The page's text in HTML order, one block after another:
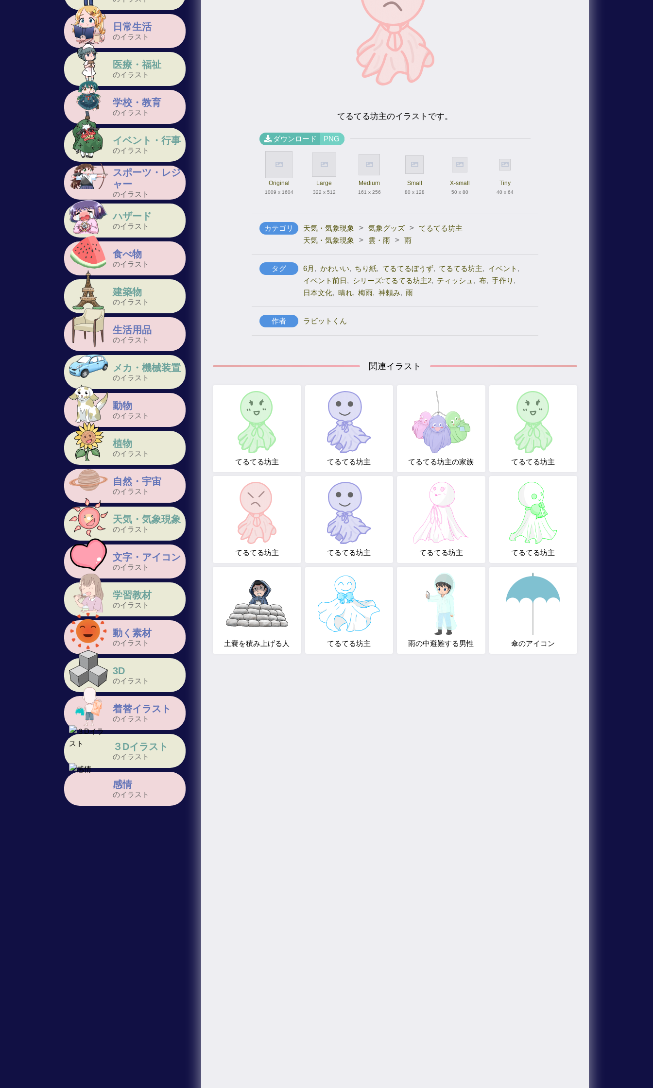
日常生活
のイラスト
医療・福祉
のイラスト
学校・教育
のイラスト
イベント・行事
のイラスト
スポーツ・レジ
ャー
のイラスト
ハザード
のイラスト
食べ物
のイラスト
建築物
のイラスト
生活用品
のイラスト
メカ・機械装置
のイラスト
動物
のイラスト
植物
のイラスト
自然・宇宙
のイラスト
天気・気象現象
のイラスト
文字・アイコン
のイラスト
学習教材
のイラスト
動く素材
のイラスト
3D
のイラスト
着替イラスト
のイラスト
３Dイラスト
のイラスト
感情
のイラスト
てるてる坊主のイラストです。
ダウンロード PNG
Original
1009 x 1604
Large
322 x 512
Medium
161 x 256
Small
80 x 128
X-small
50 x 80
Tiny
40 x 64
カテゴリ 天気・気象現象 > 気象グッズ > てるてる坊主
天気・気象現象
> 雲・雨 > 雨
タグ 6月 , かわいい, ちり紙, てるてるぼうず, てるてる坊主, イベント ,
イベント前日, シリーズ:てるてる坊主2, ティッシュ , 布, 手作り ,
日本文化, 晴れ, 梅雨, 神頼み, 雨
作者 ラビットくん
関連イラスト
てるてる坊主 てるてる坊主 てるてる坊主の家族 てるてる坊主
てるてる坊主 てるてる坊主 てるてる坊主 てるてる坊主
土嚢を積み上げる人 てるてる坊主 雨の中避難する男性 傘のアイコン